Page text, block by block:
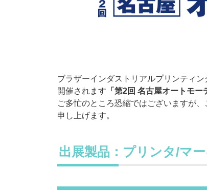
ブラザーインダストリアルプリンティ
開催されます 「第2回 名古屋オートモー
ご多忙のところ恐縮ではございますが
申し上げます。
出展製品：プリンタ/マ